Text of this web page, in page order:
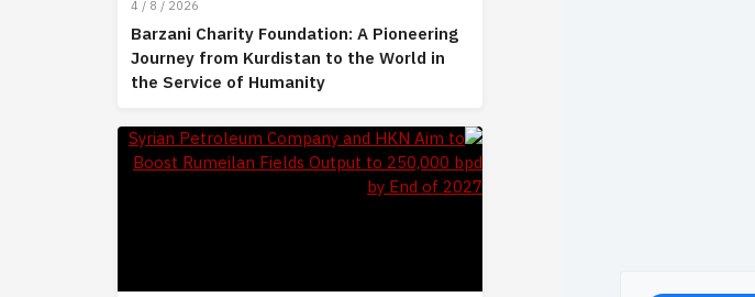
4 / 8 / 2026
Barzani Charity Foundation: A Pioneering
Journey from Kurdistan to the World in
the Service of Humanity